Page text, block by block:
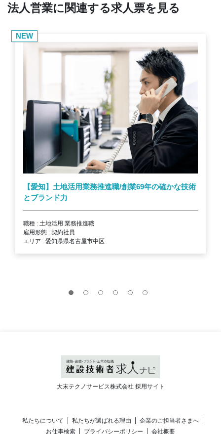
法人営業に関連する求人票を見る
NEW
【愛知】土地活用業務推進職/創業69年の確かな技術
とブランド力
職種 : 土地活用 業務推進職
雇用形態 : 契約社員
エリア : 愛知県県名古屋市中区
大末テクノサービス株式会社 採用サイト
私たちについて 私たちが選ばれる理由
企業のご担当者さまへ
お仕事検索
プライバシーポリシー 会社概要